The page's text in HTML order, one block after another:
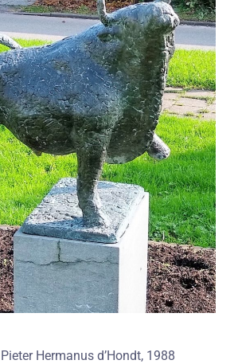
Pieter Hermanus d’Hondt, 1988